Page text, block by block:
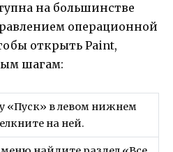
на большинстве
операционной
открыть Paint,
шагам:
«Пуск» в левом нижнем
на ней.